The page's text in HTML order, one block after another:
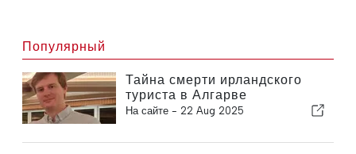
Популярный
Тайна смерти ирландского
туриста в Алгарве
На сайте - 22 Aug 2025